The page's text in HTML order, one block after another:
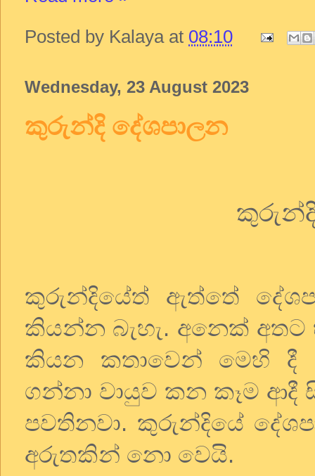
Posted by Kalaya at 08:10
Wednesday, 23 August 2023
කුරුන්දි දේශපාලන
කුරුන්දියේත් ඇත්තේ
කියන්න බැහැ. අනෙක් අතට
කියන
කතාවෙන් මෙහි දී
ගන්නා වායුව කන කෑම ආදී
පවතිනවා. කුරුන්දියේ
අරුතකින් නො වෙයි.